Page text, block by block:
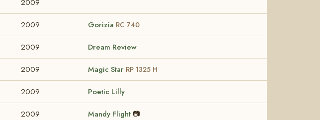
2009
2009 Gorizia RC 740
2009 Dream Review
2009 Magic Star RP 1325 H
2009 Poetic Lilly
2009 Mandy Flight 📷